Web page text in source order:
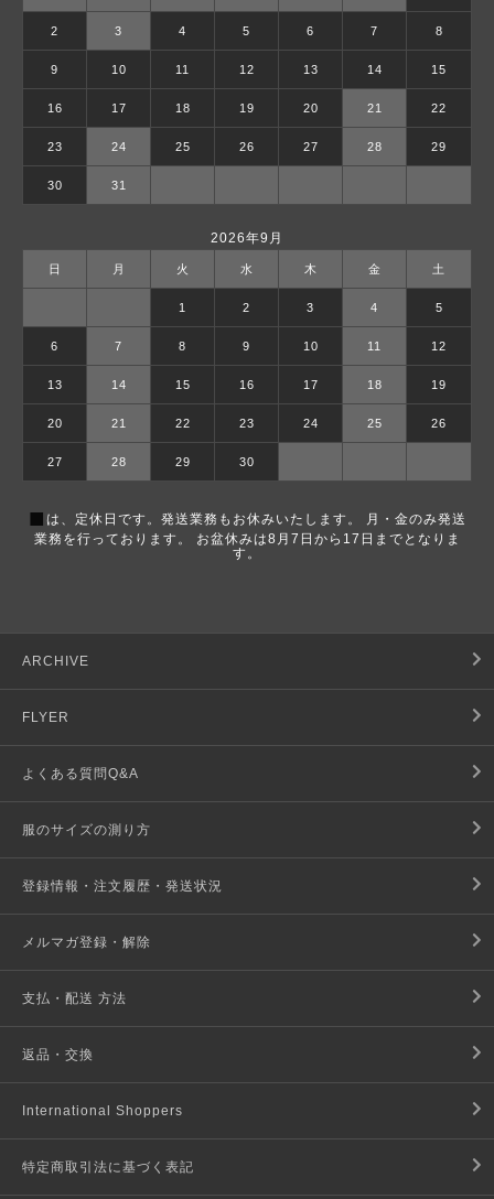
2 3 4 5 6 7 8
9 10 11 12 13 14 15
16 17 18 19 20 21 22
23 24 25 26 27 28 29
30 31
2026年9月
日 月 火 水 木 金 土
1 2 3 4 5
6 7 8 9 10 11 12
13 14 15 16 17 18 19
20 21 22 23 24 25 26
27 28 29 30
■ は、定休日です。発送業務もお休みいたします。 月・金のみ発送
業務を行っております。 お盆休みは8月7日から17日までとなりま
す。
ARCHIVE
FLYER
よくある質問Q&A
服のサイズの測り方
登録情報・注文履歴・発送状況
メルマガ登録・解除
支払・配送 方法
返品・交換
International Shoppers
特定商取引法に基づく表記